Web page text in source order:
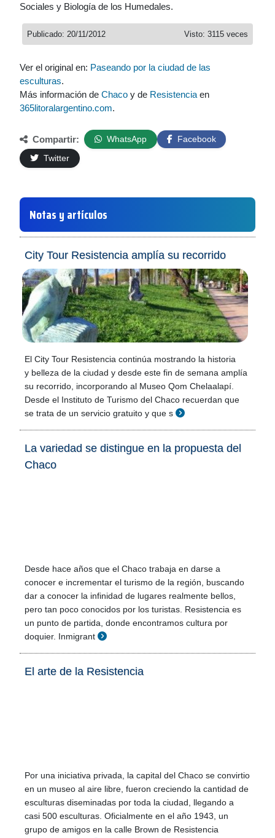
Sociales y Biología de los Humedales.
Visto: 3115 veces
Publicado: 20/11/2012
Ver el original en: Paseando por la ciudad de las
esculturas.
Más información de Chaco y de Resistencia en
365litoralargentino.com.
Compartir: WhatsApp
Facebook
Twitter
Notas y artículos
City Tour Resistencia amplía su recorrido
El City Tour Resistencia continúa mostrando la historia
y belleza de la ciudad y desde este fin de semana amplía
su recorrido, incorporando al Museo Qom Chelaalapí.
Desde el Instituto de Turismo del Chaco recuerdan que
se trata de un servicio gratuito y que s
La variedad se distingue en la propuesta del
Chaco
Desde hace años que el Chaco trabaja en darse a
conocer e incrementar el turismo de la región, buscando
dar a conocer la infinidad de lugares realmente bellos,
pero tan poco conocidos por los turistas. Resistencia es
un punto de partida, donde encontramos cultura por
doquier. Inmigrant
El arte de la Resistencia
Por una iniciativa privada, la capital del Chaco se convirtio
en un museo al aire libre, fueron creciendo la cantidad de
esculturas diseminadas por toda la ciudad, llegando a
casi 500 esculturas. Oficialmente en el año 1943, un
grupo de amigos en la calle Brown de Resistencia